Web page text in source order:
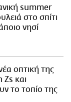
summer
στο σπίτι
νησί
οπτική της
Zs και
το τοπίο της